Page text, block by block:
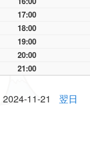
17:00
18:00
19:00
20:00
21:00
2024-11-21 翌日